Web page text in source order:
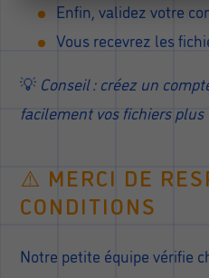
Enfin, validez votre
Vous recevrez les
💡 Conseil : créez un
facilement vos fichiers plus
⚠️ MERCI DE
CONDITIONS
Notre petite équipe vérifie